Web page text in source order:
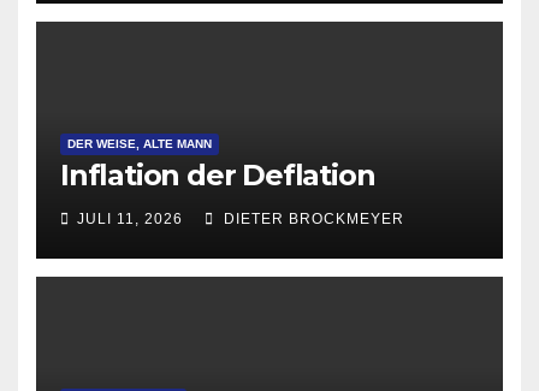
DER WEISE, ALTE MANN
Inflation der Deflation
JULI 11, 2026 DIETER BROCKMEYER